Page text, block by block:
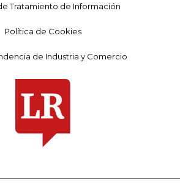
Tratamiento de Información
Política de Cookies
de Industria y Comercio